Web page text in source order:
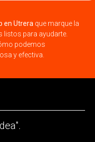
en Utrera que marque la
listos para ayudarte.
podemos
y efectiva.